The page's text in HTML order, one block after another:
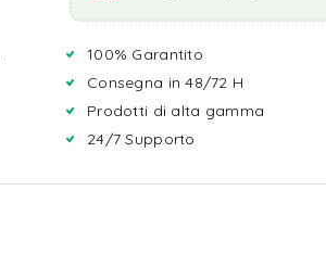
100% Garantito
Consegna in 48/72 H
Prodotti di alta gamma
24/7 Supporto